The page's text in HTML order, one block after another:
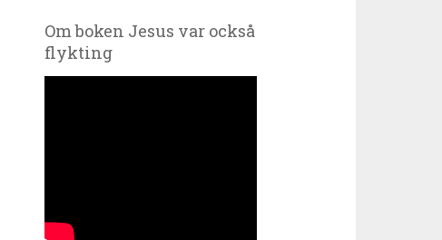
Om boken Jesus var också
flykting